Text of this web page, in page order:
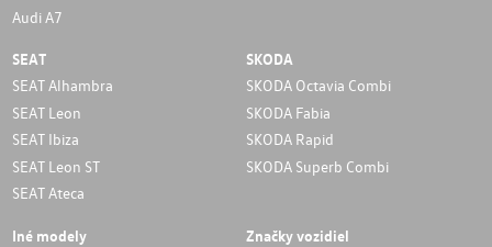
Audi A7
SEAT
SEAT Alhambra
SEAT Leon
SEAT Ibiza
SEAT Leon ST
SEAT Ateca
SKODA
SKODA Octavia Combi
SKODA Fabia
SKODA Rapid
SKODA Superb Combi
Iné modely Značky vozidiel